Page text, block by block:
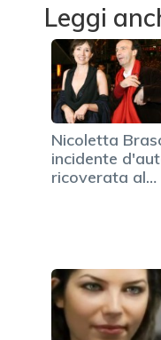
Leggi
Nicoletta
incidente
ricoverata al